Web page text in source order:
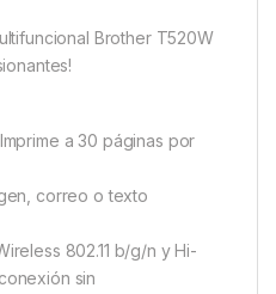
Brother T520W
a 30 páginas por
correo o texto
802.11 b/g/n y Hi-
sin